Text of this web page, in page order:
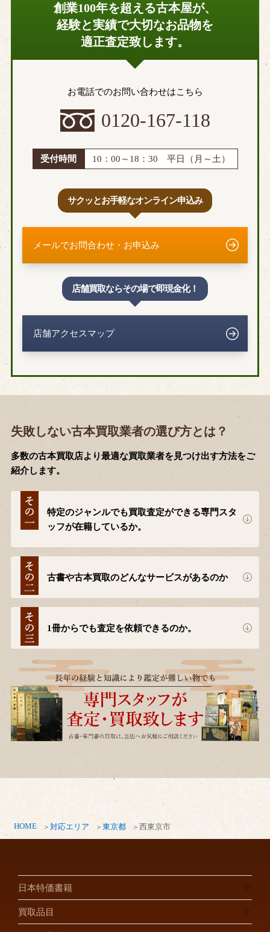
HOME 対応エリア 東京都 西東京市
創業100年を超える古本屋が、
経験と実績で大切なお品物を
適正査定致します。
お電話でのお問い合わせはこちら
0120-167-118
受付時間 10：00～18：30 平日（月～土）
サクッとお手軽なオンライン申込み
メールでお問合わせ・お申込み
店舗買取ならその場で即現金化！
店舗アクセスマップ
失敗しない古本買取業者の選び方とは？
多数の古本買取店より最適な買取業者を見つけ出す方法をご
紹介します。
特定のジャンルでも買取査定ができる専門スタ
ッフが在籍しているか。
古書や古本買取のどんなサービスがあるのか
1冊からでも査定を依頼できるのか。
日本特価書籍
買取品目